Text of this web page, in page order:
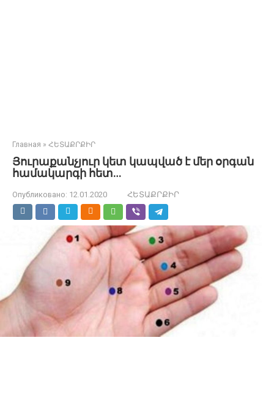
Главная » ՀԵՏԱՔՐՔԻՐ
Յուրաքանչյուր կետ կապված է մեր օրգան
համակարգի հետ…
Опубликовано: 12.01.2020 ՀԵՏԱՔՐՔԻՐ